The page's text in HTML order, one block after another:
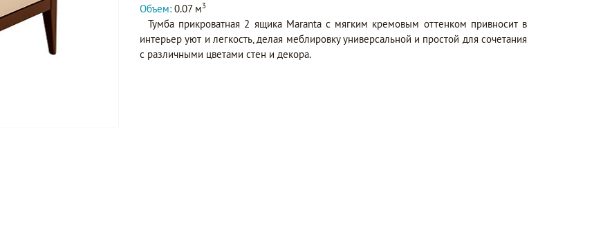
Объем: 0.07 м3
Тумба прикроватная 2 ящика Maranta с мягким кремовым оттенком привносит в
интерьер уют и легкость, делая меблировку универсальной и простой для сочетания
с различными цветами стен и декора.